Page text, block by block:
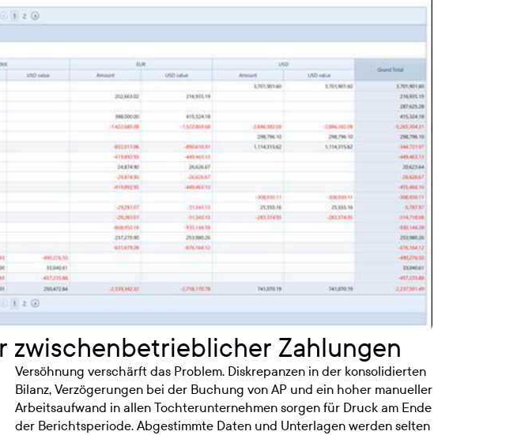
Zahlungen
Versöhnung verschärft das Problem. Diskrepanzen in der konsolidierten
Bilanz, Verzögerungen bei der Buchung von AP und ein hoher manueller
Arbeitsaufwand in allen Tochterunternehmen sorgen für Druck am Ende
der Berichtsperiode. Abgestimmte Daten und Unterlagen werden selten